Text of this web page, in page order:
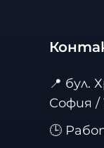
📍 бул.
София /
🕒